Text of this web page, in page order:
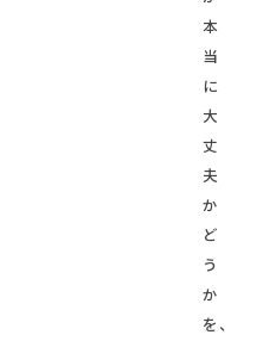
本
当
に
大
丈
夫
か
ど
う
か
を、